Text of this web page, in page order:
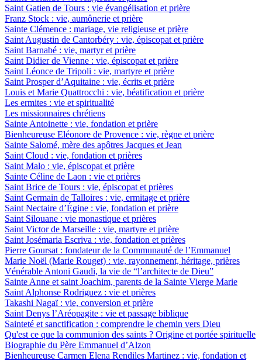
Saint Gatien de Tours : vie évangélisation et prière
Franz Stock : vie, aumônerie et prière
Sainte Clémence : mariage, vie religieuse et prière
Saint Augustin de Cantorbéry : vie, épiscopat et prière
Saint Barnabé : vie, martyr et prière
Saint Didier de Vienne : vie, épiscopat et prière
Saint Léonce de Tripoli : vie, martyre et prière
Saint Prosper d’Aquitaine : vie, écrits et prière
Louis et Marie Quattrocchi : vie, béatification et prière
Les ermites : vie et spiritualité
Les missionnaires chrétiens
Sainte Antoinette : vie, fondation et prière
Bienheureuse Eléonore de Provence : vie, règne et prière
Sainte Salomé, mère des apôtres Jacques et Jean
Saint Cloud : vie, fondation et prières
Saint Malo : vie, épiscopat et prière
Sainte Céline de Laon : vie et prières
Saint Brice de Tours : vie, épiscopat et prières
Saint Germain de Talloires : vie, ermitage et prière
Saint Nectaire d’Égine : vie, fondation et prière
Saint Silouane : vie monastique et prières
Saint Victor de Marseille : vie, martyre et prière
Saint Josémaria Escriva : vie, fondation et prières
Pierre Goursat : fondateur de la Communauté de l’Emmanuel
Marie Noël (Marie Rouget) : vie, rayonnement, héritage, prières
Vénérable Antoni Gaudi, la vie de “l’architecte de Dieu”
Sainte Anne et saint Joachim, parents de la Sainte Vierge Marie
Saint Alphonse Rodriguez : vie et prières
Takashi Nagaï : vie, conversion et prière
Saint Denys l’Aréopagite : vie et passage biblique
Sainteté et sanctification : comprendre le chemin vers Dieu
Qu'est ce que la communion des saints ? Origine et portée spirituelle
Biographie du Père Emmanuel d’Alzon
Bienheureuse Carmen Elena Rendiles Martinez : vie, fondation et